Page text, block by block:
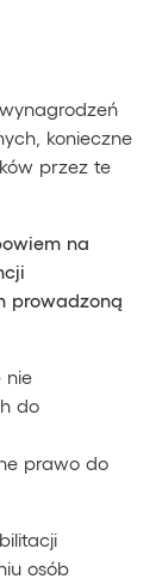
konieczne
przez te
na
prowadzoną
nie
do
prawo do
osób